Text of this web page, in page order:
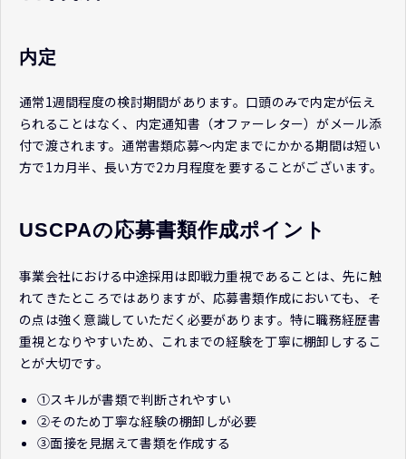
内定
通常1週間程度の検討期間があります。口頭のみで内定が伝え
られることはなく、内定通知書（オファーレター）がメール添
付で渡されます。通常書類応募～内定までにかかる期間は短い
方で1カ月半、長い方で2カ月程度を要することがございます。
USCPAの応募書類作成ポイント
事業会社における中途採用は即戦力重視であることは、先に触
れてきたところではありますが、応募書類作成においても、そ
の点は強く意識していただく必要があります。特に職務経歴書
重視となりやすいため、これまでの経験を丁寧に棚卸しするこ
とが大切です。
①スキルが書類で判断されやすい
②そのため丁寧な経験の棚卸しが必要
③面接を見据えて書類を作成する